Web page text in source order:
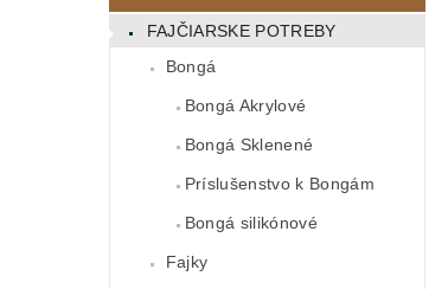
FAJČIARSKE POTREBY
Bongá
Bongá Akrylové
Bongá Sklenené
Príslušenstvo k Bongám
Bongá silikónové
Fajky